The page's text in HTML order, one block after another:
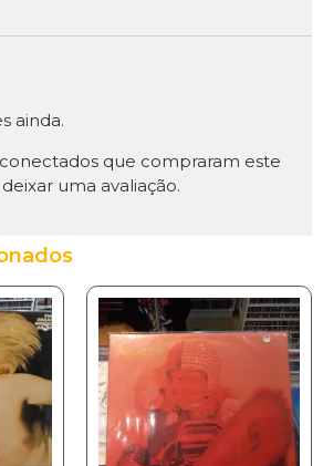
ainda.
que compraram este
uma avaliação.